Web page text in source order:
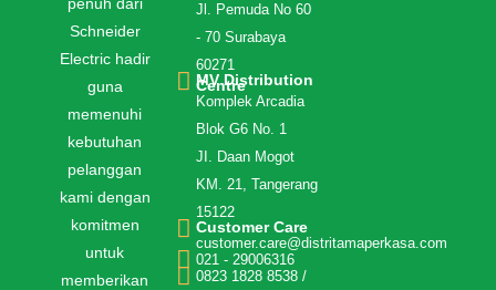
Schneider
Electric hadir
guna
memenuhi
kebutuhan
pelanggan
kami dengan
komitmen
untuk
memberikan
Jl. Pemuda No 60
- 70 Surabaya
60271
MV Distribution
Centre
Komplek Arcadia
Blok G6 No. 1
JI. Daan Mogot
KM. 21, Tangerang
15122
Customer Care
customer.care@distritamaperkasa.com
021 - 29006316
0823 1828 8538 /